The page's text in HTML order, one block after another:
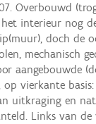
Overbouwd
interieur nog
doch de
mechanisch
aangebouwde
vierkante
uitkraging en
Links van